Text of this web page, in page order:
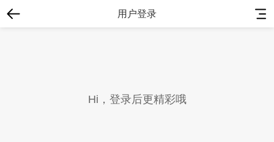
用户登录
Hi，登录后更精彩哦